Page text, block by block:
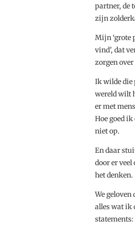
partner, de
zijn
Mijn ‘grote
vind’, dat
zorgen
Ik wilde die
wereld wilt
er met
Hoe goed
niet op.
En daar
door er veel
het denken.
We
alles wat ik
statements: